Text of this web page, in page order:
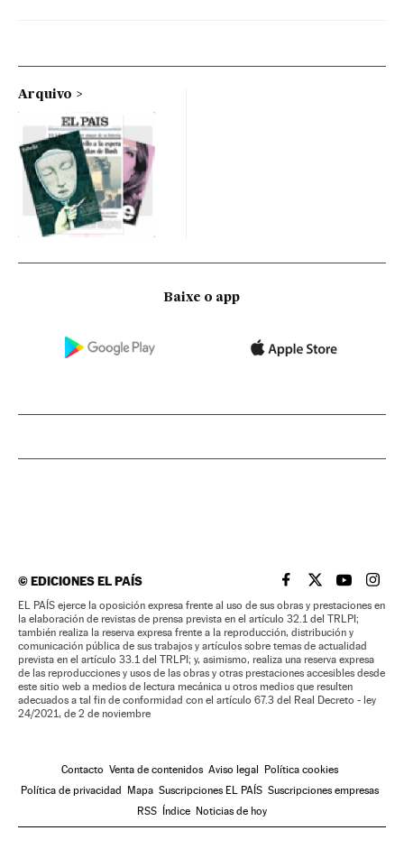
Arquivo
Baixe o app
©EDICIONES EL PAÍS EL PAÍS BRASIL EN
EL PAÍSEL PAÍS
EL
EL PAÍS ejerce la oposición expresa frente al uso de sus obras y prestaciones en
la elaboración de revistas de prensa prevista en el artículo 32.1 del TRLPI;
también realiza la reserva expresa frente a la reproducción, distribución y
comunicación pública de sus trabajos y artículos sobre temas de actualidad
prevista en el artículo 33.1 del TRLPI; y, asimismo, realiza una reserva expresa
de las reproducciones y usos de las obras y otras prestaciones accesibles desde
este sitio web a medios de lectura mecánica u otros medios que resulten
adecuados a tal fin de conformidad con el artículo 67.3 del Real Decreto - ley
24/2021, de 2 de noviembre
Contacto Venta de contenidos Aviso legal Política cookies
Política de privacidad Mapa Suscripciones EL PAÍS Suscripciones empresas
RSS Índice Noticias de hoy